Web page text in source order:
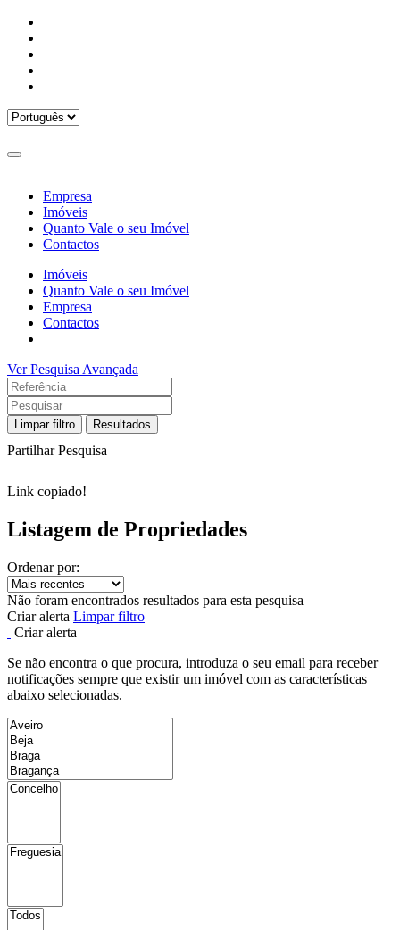
Empresa
Imóveis
Quanto Vale o seu Imóvel
Contactos
Imóveis
Quanto Vale o seu Imóvel
Empresa
Contactos
Ver Pesquisa Avançada
Limpar filtro Resultados
Partilhar Pesquisa
Link copiado!
Listagem de Propriedades
Ordenar por:
Não foram encontrados resultados para esta pesquisa
Criar alerta Limpar filtro
Criar alerta
Se não encontra o que procura, introduza o seu email para receber
notificações sempre que existir um imóvel com as características
abaixo selecionadas.